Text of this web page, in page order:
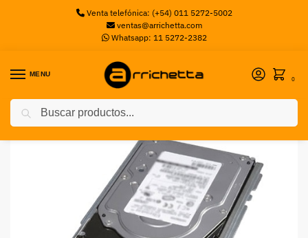
Venta telefónica: (+54) 011 5272-5002
ventas@arrichetta.com
Whatsapp: 11 5272-2382
MENU
0
Inicio Discos Servidor / HDD SATA DELL 4TB 6GBPS 7.2K 512N 3.5` CK CABLED